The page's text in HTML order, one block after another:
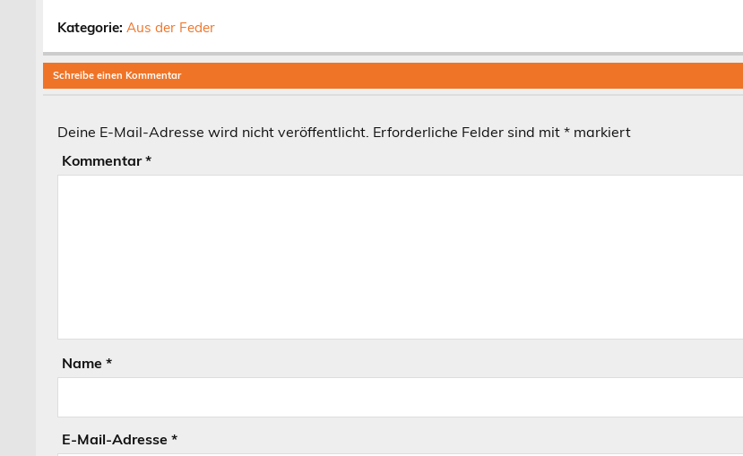
Kategorie:Aus der Feder
Schreibe einen Kommentar
Deine E-Mail-Adresse wird nicht veröffentlicht. Erforderliche Felder sind mit* markiert
Kommentar*
Name*
E-Mail-Adresse*